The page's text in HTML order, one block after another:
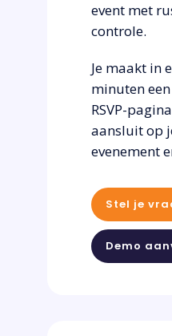
event met
controle.
Je maakt in
minuten
RSVP-
aansluit op
evenement
Stel je
Demo